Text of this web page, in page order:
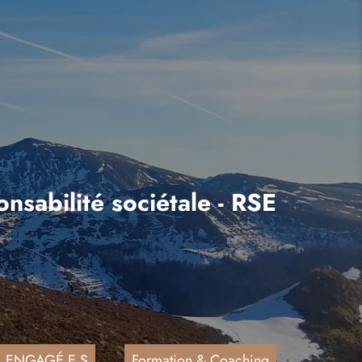
sociétale - RSE